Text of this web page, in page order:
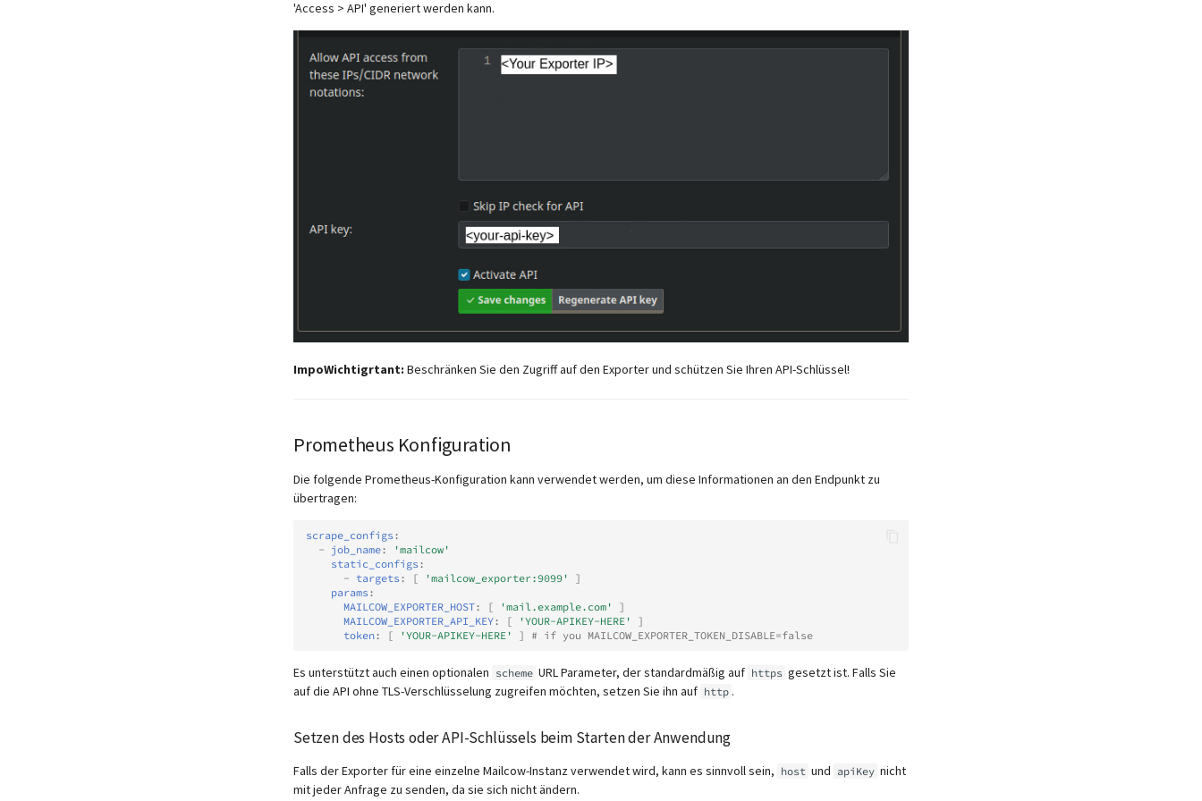
'Access > API' generiert werden kann.
ImpoWichtigrtant: Beschränken Sie den Zugriff auf den Exporter und schützen Sie Ihren API-Schlüssel!
Prometheus Konfiguration
Die folgende Prometheus-Konfiguration kann verwendet werden, um diese Informationen an den Endpunkt zu
übertragen:
scrape_configs:
- job_name:
'mailcow'
static_configs:
- targets: [ 'mailcow_exporter:9099'
]
params:
MAILCOW_EXPORTER_HOST: [ 'mail.example.com'
]
MAILCOW_EXPORTER_API_KEY: [ 'YOUR-APIKEY-HERE'
]
token: [ 'YOUR-APIKEY-HERE' ] # if you MAILCOW_EXPORTER_TOKEN_DISABLE=false
Es unterstützt auch einen optionalen scheme URL Parameter, der standardmäßig auf https gesetzt ist. Falls Sie
auf die API ohne TLS-Verschlüsselung zugreifen möchten, setzen Sie ihn auf http .
Setzen des Hosts oder API-Schlüssels beim Starten der Anwendung
Falls der Exporter für eine einzelne Mailcow-Instanz verwendet wird, kann es sinnvoll sein, host und apiKey nicht
mit jeder Anfrage zu senden, da sie sich nicht ändern.